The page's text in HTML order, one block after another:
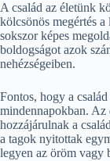
A család az életünk
kölcsönös megértés
sokszor képes
boldogságot azok
nehézségeiben.
Fontos, hogy a
mindennapokban. Az
hozzájárulnak a
a tagok nyitottak
legyen az öröm vagy